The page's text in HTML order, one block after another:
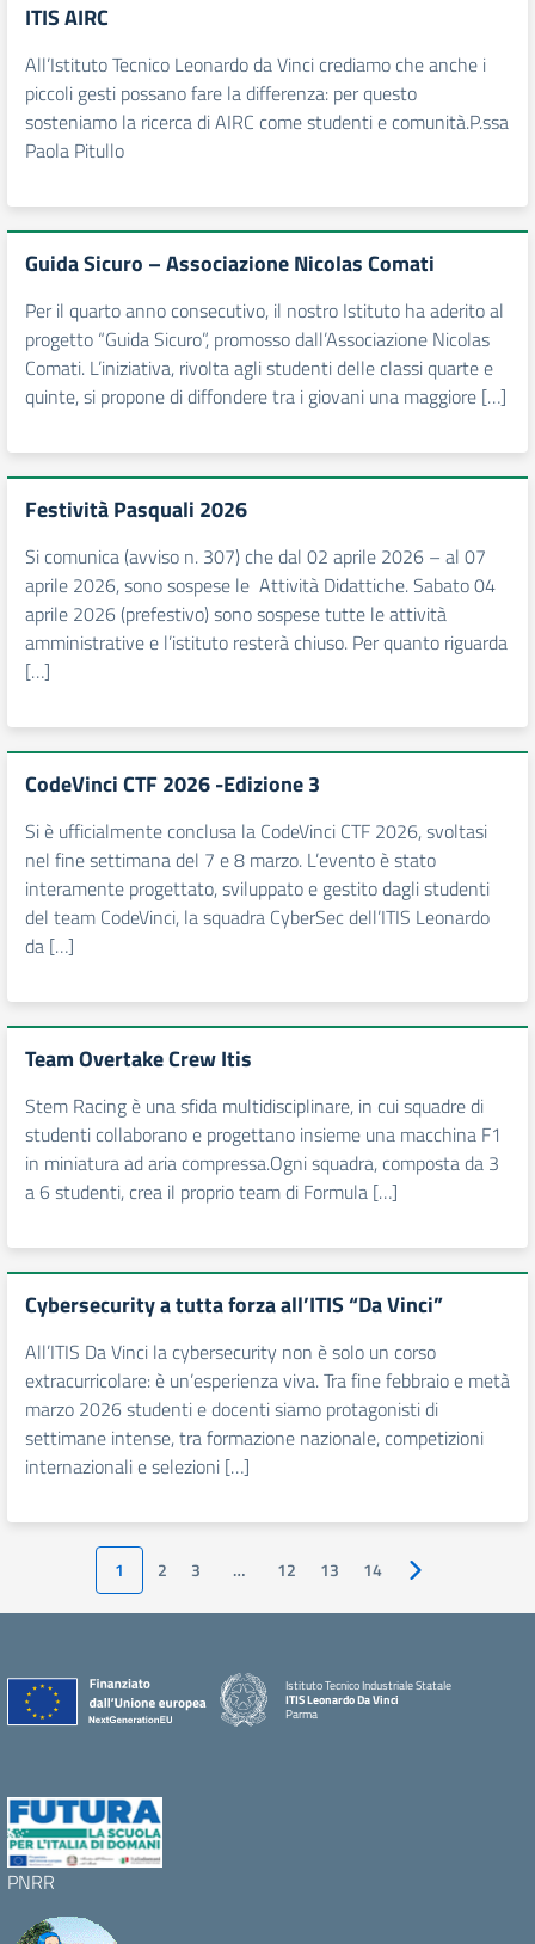
ITIS AIRC
All’Istituto Tecnico Leonardo da Vinci crediamo che anche i
piccoli gesti possano fare la differenza: per questo
sosteniamo la ricerca di AIRC come studenti e comunità.P.ssa
Paola Pitullo
Guida Sicuro – Associazione Nicolas Comati
Per il quarto anno consecutivo, il nostro Istituto ha aderito al
progetto “Guida Sicuro”, promosso dall’Associazione Nicolas
Comati. L’iniziativa, rivolta agli studenti delle classi quarte e
quinte, si propone di diffondere tra i giovani una maggiore […]
Festività Pasquali 2026
Si comunica (avviso n. 307) che dal 02 aprile 2026 – al 07
aprile 2026, sono sospese le Attività Didattiche. Sabato 04
aprile 2026 (prefestivo) sono sospese tutte le attività
amministrative e l’istituto resterà chiuso. Per quanto riguarda
[…]
CodeVinci CTF 2026 -Edizione 3
Si è ufficialmente conclusa la CodeVinci CTF 2026, svoltasi
nel fine settimana del 7 e 8 marzo. L’evento è stato
interamente progettato, sviluppato e gestito dagli studenti
del team CodeVinci, la squadra CyberSec dell’ITIS Leonardo
da […]
Team Overtake Crew Itis
Stem Racing è una sfida multidisciplinare, in cui squadre di
studenti collaborano e progettano insieme una macchina F1
in miniatura ad aria compressa.Ogni squadra, composta da 3
a 6 studenti, crea il proprio team di Formula […]
Cybersecurity a tutta forza all’ITIS “Da Vinci”
All’ITIS Da Vinci la cybersecurity non è solo un corso
extracurricolare: è un’esperienza viva. Tra fine febbraio e metà
marzo 2026 studenti e docenti siamo protagonisti di
settimane intense, tra formazione nazionale, competizioni
internazionali e selezioni […]
1 2 3 … 12 13 14 Pagina
Istituto Tecnico Industriale Statale
ITIS Leonardo Da Vinci
Parma
PNRR